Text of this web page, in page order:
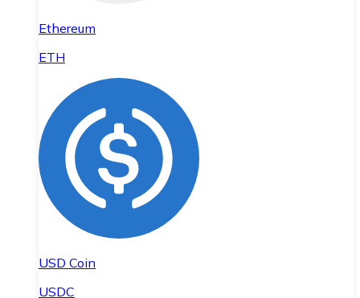
Ethereum
ETH
USD Coin
USDC